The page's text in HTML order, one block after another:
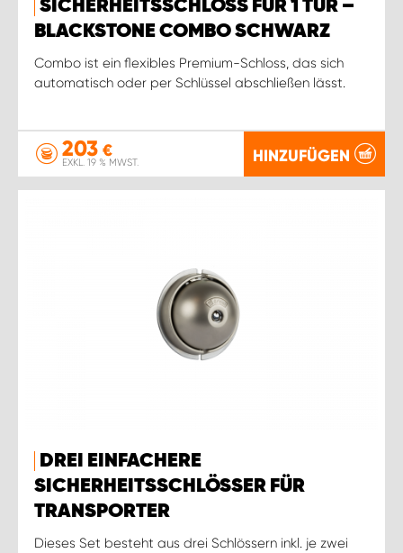
SICHERHEITSSCHLOSS FÜR 1 TÜR –
BLACKSTONE COMBO SCHWARZ
Combo ist ein flexibles Premium-Schloss, das sich
automatisch oder per Schlüssel abschließen lässt.
203 €
EXKL. 19 % MWST. HINZUFÜGEN
DREI EINFACHERE
SICHERHEITSSCHLÖSSER FÜR
TRANSPORTER
Dieses Set besteht aus drei Schlössern inkl. je zwei